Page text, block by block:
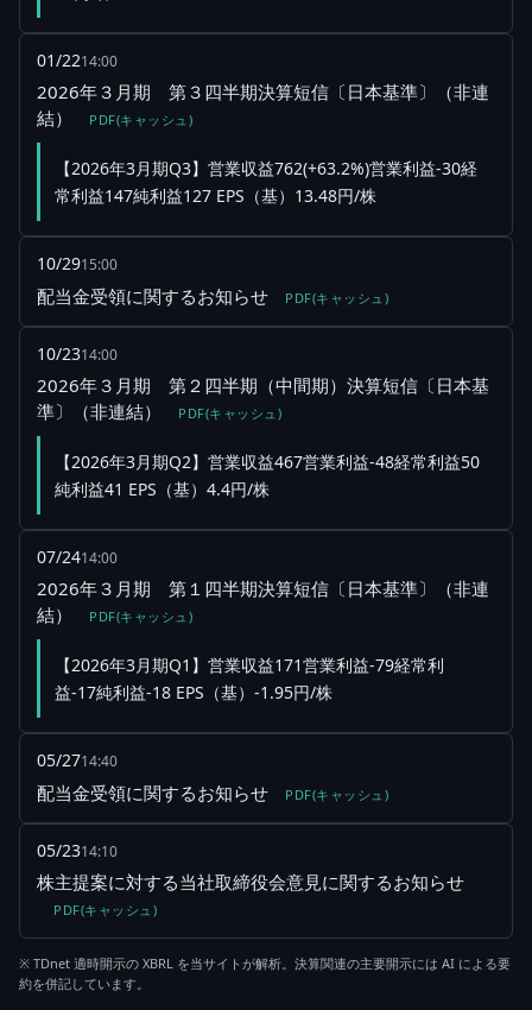
01/2214:00
2026年３月期 第３四半期決算短信〔日本基準〕（非連
結）
PDF(キャッシュ)
【2026年3月期Q3】営業収益762(+63.2%)営業利益-30経
常利益147純利益127 EPS（基）13.48円/株
10/2915:00
配当金受領に関するお知らせ PDF(キャッシュ)
10/2314:00
2026年３月期 第２四半期（中間期）決算短信〔日本基
準〕（非連結）
PDF(キャッシュ)
【2026年3月期Q2】営業収益467営業利益-48経常利益50
純利益41 EPS（基）4.4円/株
07/2414:00
2026年３月期 第１四半期決算短信〔日本基準〕（非連
結）
PDF(キャッシュ)
【2026年3月期Q1】営業収益171営業利益-79経常利
益-17純利益-18 EPS（基）-1.95円/株
05/2714:40
配当金受領に関するお知らせ PDF(キャッシュ)
05/2314:10
株主提案に対する当社取締役会意見に関するお知らせ
PDF(キャッシュ)
※ TDnet 適時開示の XBRL を当サイトが解析。決算関連の主要開示には AI による要
約を併記しています。